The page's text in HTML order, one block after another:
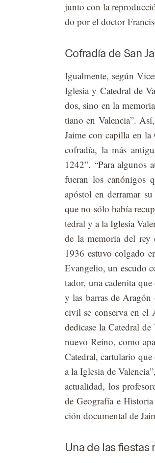
jun­to con la
do por el doc­tor
Cofradía de San
Igual­men­te, se­gún
Igle­sia y Ca­te­dral de
dos, sino en la
tiano en Va­len­cia”.
Jai­me con ca­pi­lla en la
co­fra­día, la más
1242”. “Para al­gu­nos
fue­ran los ca­nó­ni­gos
após­tol en de­rra­mar
que no sólo ha­bía
te­dral y a la Igle­sia
de la me­mo­ria del rey
1936 es­tu­vo col­ga­do
Evan­ge­lio, un es­cu­do
ta­dor, una ca­de­ni­ta
y las ba­rras de Ara­gón
ci­vil se con­ser­va en el
de­di­ca­se la Ca­te­dral
nue­vo Reino, como
Ca­te­dral, car­tu­la­rio
a la Igle­sia de
ac­tua­li­dad, los
de Geo­gra­fía e
ción do­cu­men­tal de
Una de las fiestas